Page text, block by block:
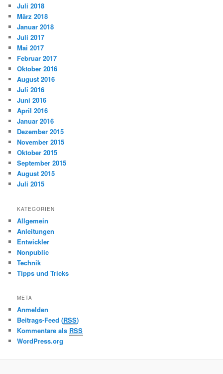
Juli 2018
März 2018
Januar 2018
Juli 2017
Mai 2017
Februar 2017
Oktober 2016
August 2016
Juli 2016
Juni 2016
April 2016
Januar 2016
Dezember 2015
November 2015
Oktober 2015
September 2015
August 2015
Juli 2015
KATEGORIEN
Allgemein
Anleitungen
Entwickler
Nonpublic
Technik
Tipps und Tricks
META
Anmelden
Beitrags-Feed (RSS)
Kommentare als RSS
WordPress.org